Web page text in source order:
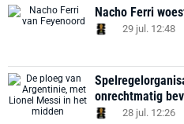
Nacho Ferri
29 jul. 12:48
onrechtmatig
28 jul. 12:26